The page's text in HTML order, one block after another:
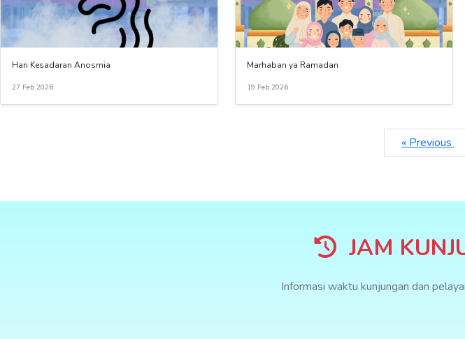
Hari Kesadaran Anosmia
27 Feb 2026
Marhaban ya Ramadan
19 Feb 2026
« Previous
JAM
Informasi waktu kunjungan dan